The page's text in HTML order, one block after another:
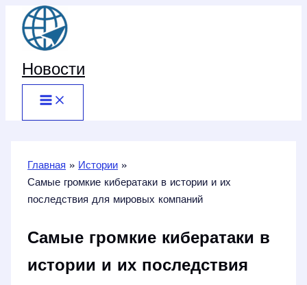
Перейти
содержимому
Новости
Главная
Истории
Самые громкие кибератаки в истории и их
последствия для мировых компаний
Самые громкие кибератаки в
истории и их последствия